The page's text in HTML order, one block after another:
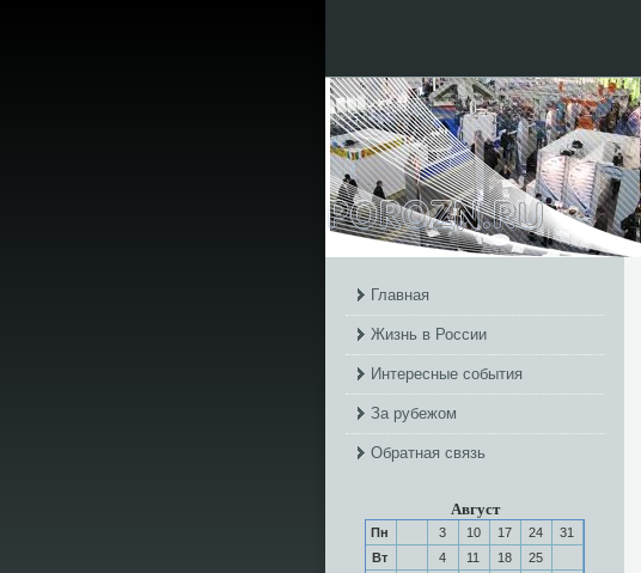
Главная
Жизнь в России
Интересные события
За рубежом
Обратная связь
Август
Пн 3 10 17 24
31
Вт
4 11 18
25